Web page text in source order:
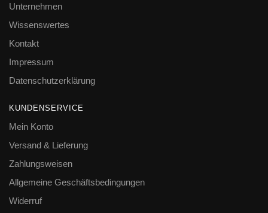
Unternehmen
Wissenswertes
Kontakt
Impressum
Datenschutzerklärung
KUNDENSERVICE
Mein Konto
Versand & Lieferung
Zahlungsweisen
Allgemeine Geschäftsbedingungen
Widerruf